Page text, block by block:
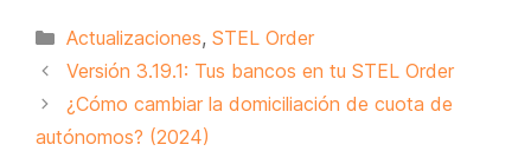
Categorías
Actualizaciones, STEL Order
Versión 3.19.1: Tus bancos en tu STEL Order
¿Cómo cambiar la domiciliación de cuota de
autónomos? (2024)